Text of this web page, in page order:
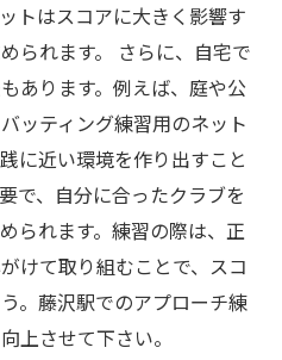
トはスコアに大きく影響す
られます。 さらに、自宅で
あります。例えば、庭や公
ッティング練習用のネット
に近い環境を作り出すこと
で、自分に合ったクラブを
られます。練習の際は、正
けて取り組むことで、スコ
。藤沢駅でのアプローチ練
上させて下さい。